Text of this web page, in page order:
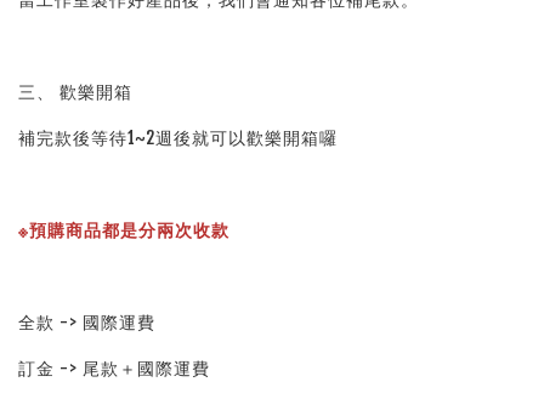
三、 歡樂開箱
補完款後等待1~2週後就可以歡樂開箱囉
※預購商品都是分兩次收款
全款 -> 國際運費
訂金 -> 尾款＋國際運費